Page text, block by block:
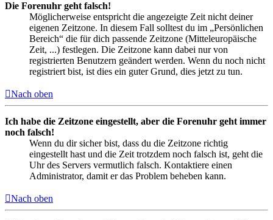
Die Forenuhr geht falsch!
Möglicherweise entspricht die angezeigte Zeit nicht deiner
eigenen Zeitzone. In diesem Fall solltest du im „Persönlichen
Bereich“ die für dich passende Zeitzone (Mitteleuropäische
Zeit, ...) festlegen. Die Zeitzone kann dabei nur von
registrierten Benutzern geändert werden. Wenn du noch nicht
registriert bist, ist dies ein guter Grund, dies jetzt zu tun.
Nach oben
Ich habe die Zeitzone eingestellt, aber die Forenuhr geht immer
noch falsch!
Wenn du dir sicher bist, dass du die Zeitzone richtig
eingestellt hast und die Zeit trotzdem noch falsch ist, geht die
Uhr des Servers vermutlich falsch. Kontaktiere einen
Administrator, damit er das Problem beheben kann.
Nach oben